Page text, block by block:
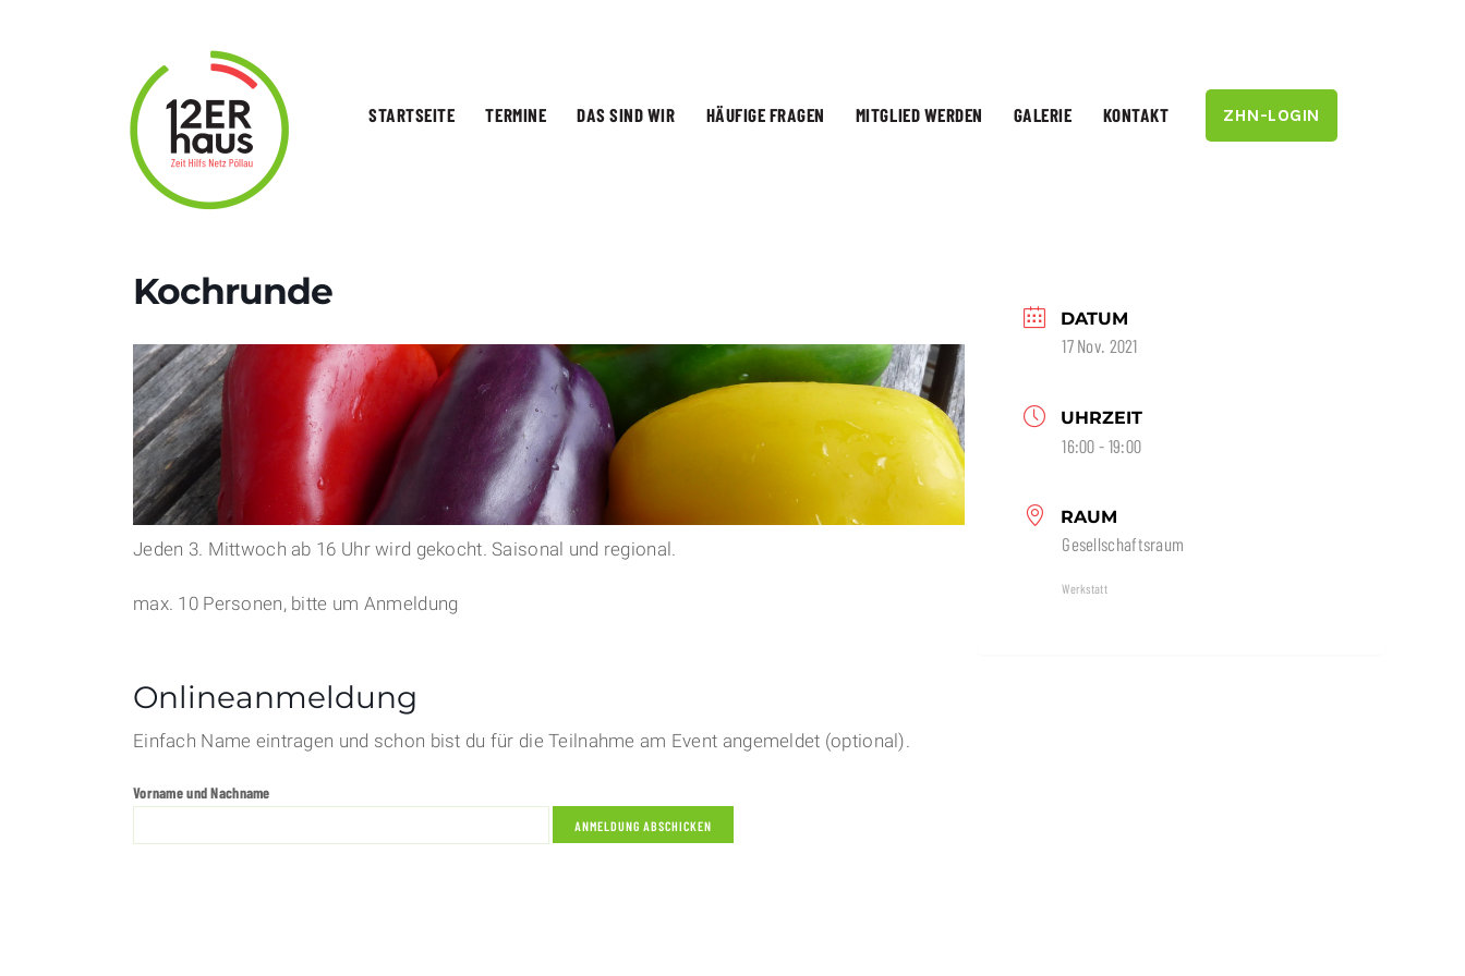
ZHN-LOGIN
STARTSEITE TERMINE DAS SIND WIR HÄUFIGE FRAGEN MITGLIED WERDEN GALERIE KONTAKT
Kochrunde
Jeden 3. Mittwoch ab 16 Uhr wird gekocht. Saisonal und regional.
max. 10 Personen, bitte um Anmeldung
Onlineanmeldung
Einfach Name eintragen und schon bist du für die Teilnahme am Event angemeldet (optional).
Vorname und Nachname
DATUM
17 Nov. 2021
UHRZEIT
16:00 - 19:00
RAUM
Gesellschaftsraum
Werkstatt